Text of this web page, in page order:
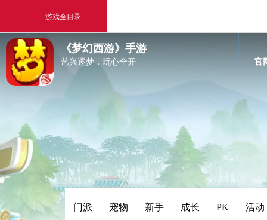
游戏全目录
网易游戏
游戏爱好者
我的足迹： 梦幻西游手游
《梦幻西游》手游
艺兴逐梦，玩心全开 官
门派 宠物 新手 成长 PK 活动